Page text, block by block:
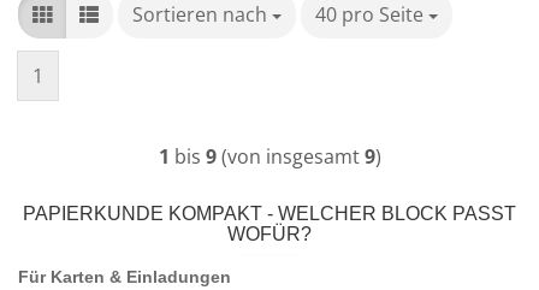
Sortieren nach
Sortieren nach 40 pro Seite
pro Seite
1
1 bis 9(von insgesamt9)
PAPIERKUNDE KOMPAKT - WELCHER BLOCK PASST
WOFÜR?
Für Karten & Einladungen